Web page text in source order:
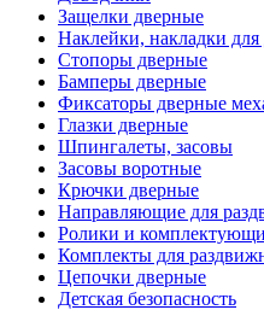
Защелки дверные
Наклейки, накладки для
Стопоры дверные
Бамперы дверные
Фиксаторы дверные
Глазки дверные
Шпингалеты, засовы
Засовы воротные
Крючки дверные
Направляющие для
Ролики и
Комплекты для
Цепочки дверные
Детская безопасность